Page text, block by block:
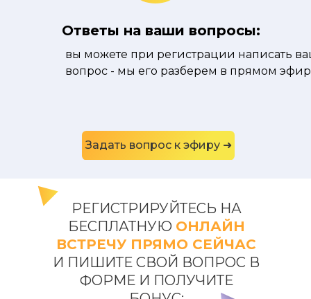
Задать вопрос к эфиру ➜
Ответы на ваши вопросы:
вы можете при регистрации написать
вопрос - мы его разберем в прямом
РЕГИСТРИРУЙТЕСЬ НА
БЕСПЛАТНУЮ ОНЛАЙН
ВСТРЕЧУ ПРЯМО СЕЙЧАС
И ПИШИТЕ СВОЙ ВОПРОС В
ФОРМЕ И ПОЛУЧИТЕ